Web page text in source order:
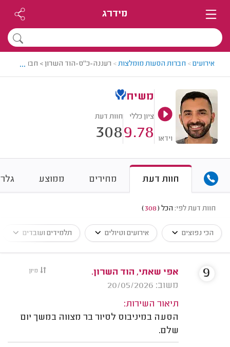
מידרג
אירועים> חברות הסעות מומלצות> רעננה-כ"ס-הוד השרון > חברת
...
וידאו
משיח
ציון כללי
9.78
חוות דעת
308
חוות דעת מחירים ממוצע
חוות דעת לפי: הכל (
308
)
הכי נפוצים אירועים וטיולים תלמידים ועובדים
מיון
אפי שאתי, הוד השרון.
משוב: 20/05/2026
תיאור השירות:
הסעה במיניבוס לסיור בר מצווה במשך יום
שלם.
9